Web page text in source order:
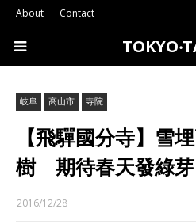
About Contact
岐阜 高山市 寺院
【飛驒國分寺】雪
樹 期待春天發綠芽
2016/12/28